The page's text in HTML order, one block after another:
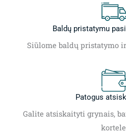
Baldų pristatymu
Siūlome baldų pristatymo
Patogus
Galite atsiskaityti grynais,